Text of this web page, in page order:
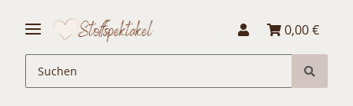
0,00 €